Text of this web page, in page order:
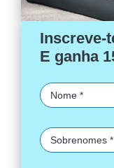
Inscreve-
E ganha